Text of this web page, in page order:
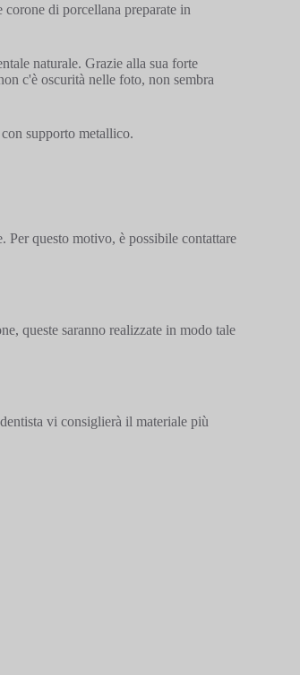
di porcellana preparate in
naturale. Grazie alla sua forte
c'è oscurità nelle foto, non sembra
supporto metallico.
questo motivo, è possibile contattare
queste saranno realizzate in modo tale
vi consiglierà il materiale più